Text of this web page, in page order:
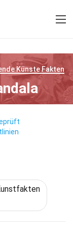
KünsteFakten